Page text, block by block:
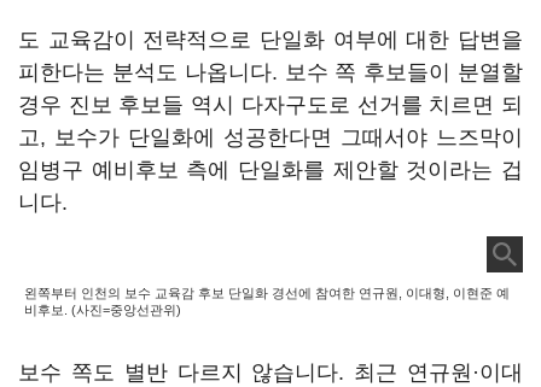
도 교육감이 전략적으로 단일화 여부에 대한 답변을
피한다는 분석도 나옵니다. 보수 쪽 후보들이 분열할
경우 진보 후보들 역시 다자구도로 선거를 치르면 되
고, 보수가 단일화에 성공한다면 그때서야 느즈막이
임병구 예비후보 측에 단일화를 제안할 것이라는 겁
니다.
왼쪽부터 인천의 보수 교육감 후보 단일화 경선에 참여한 연규원, 이대형, 이현준 예
비후보. (사진=중앙선관위)
보수 쪽도 별반 다르지 않습니다. 최근 연규원·이대